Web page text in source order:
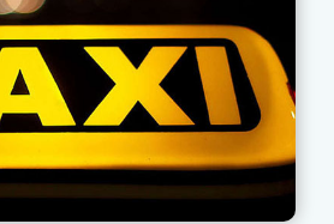
прибытия к точке.
подтверждение и может ехать на
таксист нажимает в
которая отправляется сообщение
его о подаче авто.